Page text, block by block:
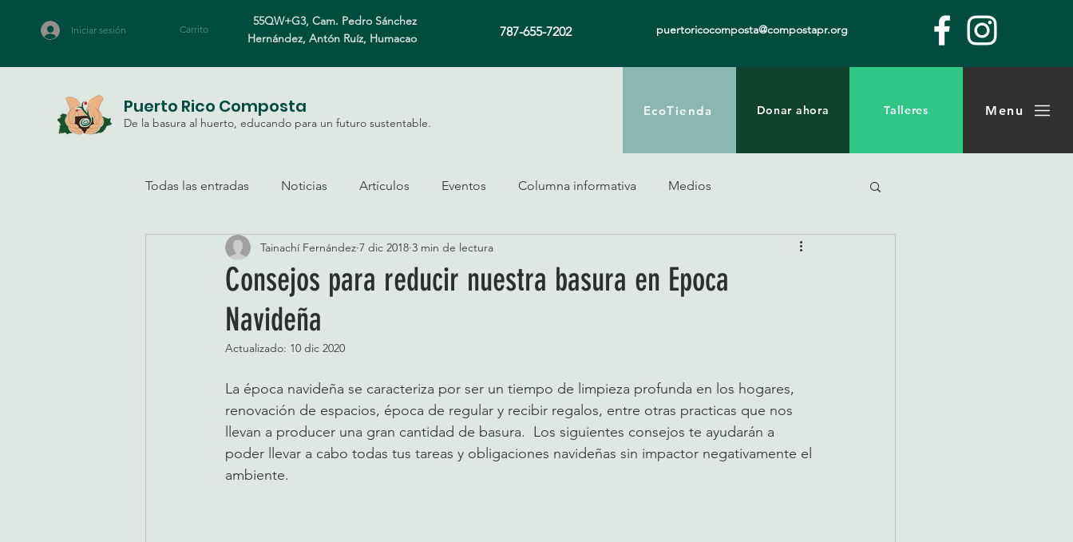
Iniciar sesión Carrito
55QW+G3, Cam. Pedro Sánchez
Hernández, Antón Ruíz, Humacao
787-655-7202 puertoricocomposta@compostapr.org
Puerto Rico Composta
De la basura al huerto, educando para un futuro sustentable.
EcoTienda Donar ahora Talleres Menu
Todas las entradas Noticias Artículos Eventos Columna informativa Medios
Consejos para reducir nuestra basura en Epoca
Navideña
Tainachí Fernández 7 dic 2018 3 min de lectura
Actualizado: 10 dic 2020
La época navideña se caracteriza por ser un tiempo de limpieza profunda en los hogares,
renovación de espacios, época de regular y recibir regalos, entre otras practicas que nos
llevan a producer una gran cantidad de basura.  Los siguientes consejos te ayudarán a
poder llevar a cabo todas tus tareas y obligaciones navideñas sin impactor negativamente el
ambiente.